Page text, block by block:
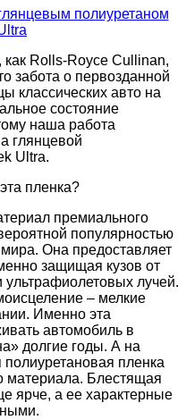
полиуретаном
Rolls-Royce Cullinan,
забота о первозданной
классических авто на
состояние
наша работа
глянцевой
Ultra.
пленка?
премиального
популярностью
Она предоставляет
защищая кузов от
ультрафиолетовых лучей.
– мелкие
Именно эта
автомобиль в
долгие годы. А на
пленка
материала. Блестящая
ярче, а ее характерные